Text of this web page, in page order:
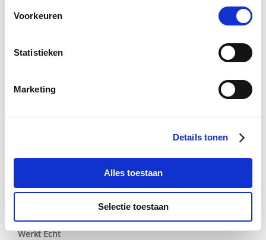
Voorkeuren
Statistieken
Marketing
Details tonen
Alles toestaan
Selectie toestaan
Aug
Review
S.
Aug
2020
03/08/20 0 0
Geverifieerde koper
star
Werkt Echt